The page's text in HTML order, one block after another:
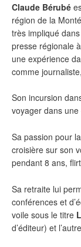
Claude Bérubé
région de la
très impliqué
presse régionale
une expérience
comme
Son incursion
voyager dans
Sa passion pour
croisière sur son
pendant 8 ans,
Sa retraite lui
conférences et
voile sous le titre
d’éditeur) et